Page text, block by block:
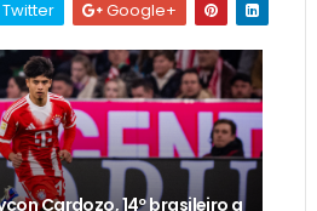
Twitter Google+
Cardozo, 14º brasileiro a